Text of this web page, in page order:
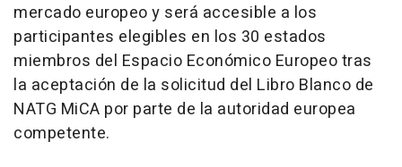
mercado europeo y será accesible a los
participantes elegibles en los 30 estados
miembros del Espacio Económico Europeo tras
la aceptación de la solicitud del Libro Blanco de
NATG MiCA por parte de la autoridad europea
competente.